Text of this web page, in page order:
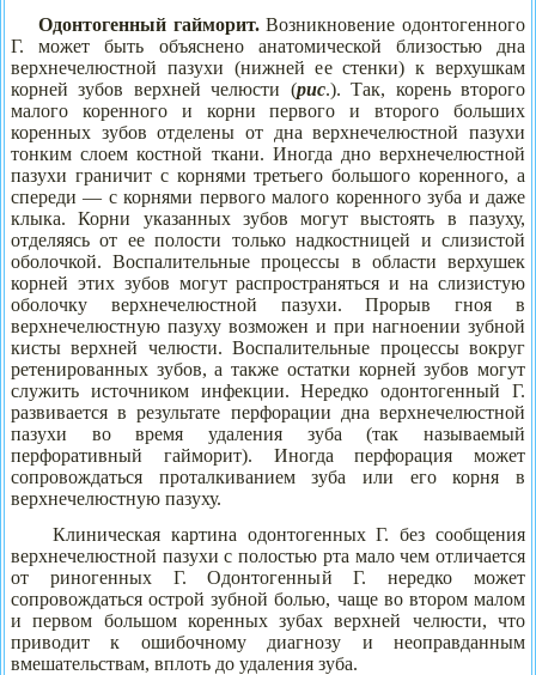
Одонтогенный гайморит.Возникновение одонтогенного
Г. может быть объяснено анатомической близостью дна
верхнечелюстной пазухи (нижней ее стенки) к верхушкам
корней зубов верхней челюсти (рис.). Так, корень второго
малого коренного и корни первого и второго больших
коренных зубов отделены от дна верхнечелюстной пазухи
тонким слоем костной ткани. Иногда дно верхнечелюстной
пазухи граничит с корнями третьего большого коренного, а
спереди — с корнями первого малого коренного зуба и даже
клыка. Корни указанных зубов могут выстоять в пазуху,
отделяясь от ее полости только надкостницей и слизистой
оболочкой. Воспалительные процессы в области верхушек
корней этих зубов могут распространяться и на слизистую
оболочку верхнечелюстной пазухи. Прорыв гноя в
верхнечелюстную пазуху возможен и при нагноении зубной
кисты верхней челюсти. Воспалительные процессы вокруг
ретенированных зубов, а также остатки корней зубов могут
служить источником инфекции. Нередко одонтогенный Г.
развивается в результате перфорации дна верхнечелюстной
пазухи во время удаления зуба (так называемый
перфоративный гайморит). Иногда перфорация может
сопровождаться проталкиванием зуба или его корня в
верхнечелюстную пазуху.
Клиническая картина одонтогенных Г. без сообщения
верхнечелюстной пазухи с полостью рта мало чем отличается
от риногенных Г. Одонтогенный Г. нередко может
сопровождаться острой зубной болью, чаще во втором малом
и первом большом коренных зубах верхней челюсти, что
приводит к ошибочному диагнозу и неоправданным
вмешательствам, вплоть до удаления зуба.